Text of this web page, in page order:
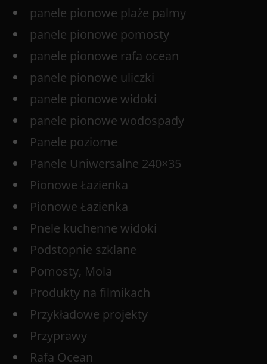
panele pionowe plaże palmy
panele pionowe pomosty
panele pionowe rafa ocean
panele pionowe uliczki
panele pionowe widoki
panele pionowe wodospady
Panele poziome
Panele Uniwersalne 240×35
Pionowe Łazienka
Pionowe Łazienka
Pnele kuchenne widoki
Podstopnie szklane
Pomosty, Mola
Produkty na filmikach
Przykładowe projekty
Przyprawy
Rafa Ocean